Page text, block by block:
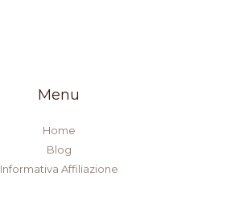
Menu
Home
Blog
Informativa Affiliazione